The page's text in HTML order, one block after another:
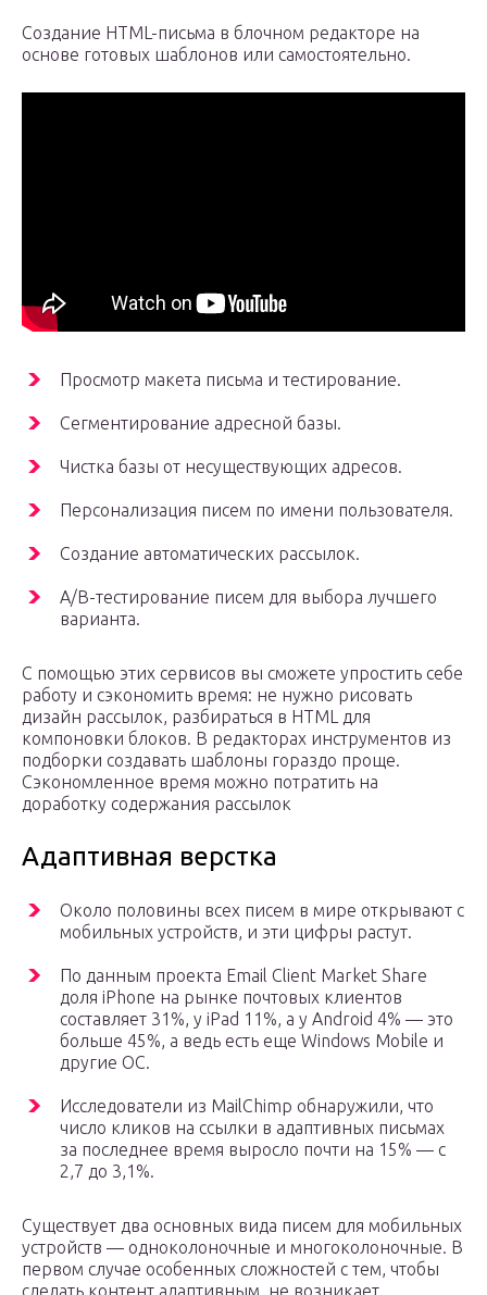
Создание HTML-письма в блочном редакторе на
основе готовых шаблонов или самостоятельно.
Просмотр макета письма и тестирование.
Сегментирование адресной базы.
Чистка базы от несуществующих адресов.
Персонализация писем по имени пользователя.
Создание автоматических рассылок.
A/B-тестирование писем для выбора лучшего
варианта.
С помощью этих сервисов вы сможете упростить себе
работу и сэкономить время: не нужно рисовать
дизайн рассылок, разбираться в HTML для
компоновки блоков. В редакторах инструментов из
подборки создавать шаблоны гораздо проще.
Сэкономленное время можно потратить на
доработку содержания рассылок
Адаптивная верстка
Около половины всех писем в мире открывают с
мобильных устройств, и эти цифры растут.
По данным проекта Email Client Market Share
доля iPhone на рынке почтовых клиентов
составляет 31%, у iPad 11%, а у Android 4% — это
больше 45%, а ведь есть еще Windows Mobile и
другие ОС.
Исследователи из MailChimp обнаружили, что
число кликов на ссылки в адаптивных письмах
за последнее время выросло почти на 15% — с
2,7 до 3,1%.
Существует два основных вида писем для мобильных
устройств — одноколоночные и многоколоночные. В
первом случае особенных сложностей с тем, чтобы
сделать контент адаптивным, не возникает,